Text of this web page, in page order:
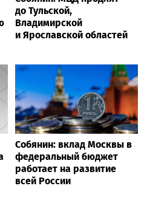
PUNKT E: 5 лет развития
зарядной
инфраструктуры
В Тульской области
прошел турнир по рыбной
ловле среди команд
железнодорожников